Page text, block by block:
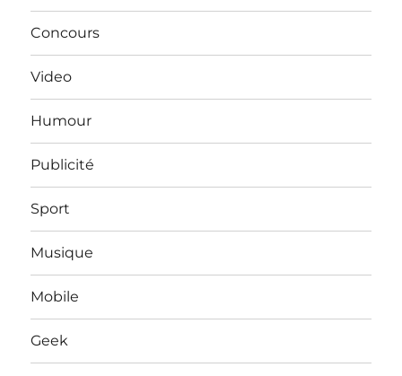
Concours
Video
Humour
Publicité
Sport
Musique
Mobile
Geek